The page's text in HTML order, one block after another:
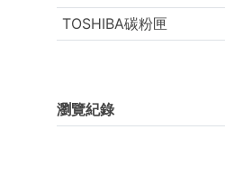
TOSHIBA碳粉匣
瀏覽紀錄